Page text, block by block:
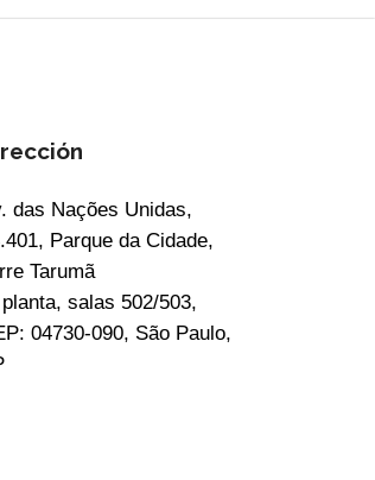
das Nações Unidas,
Parque da Cidade,
Tarumã
planta, salas 502/503,
04730-090, São Paulo,